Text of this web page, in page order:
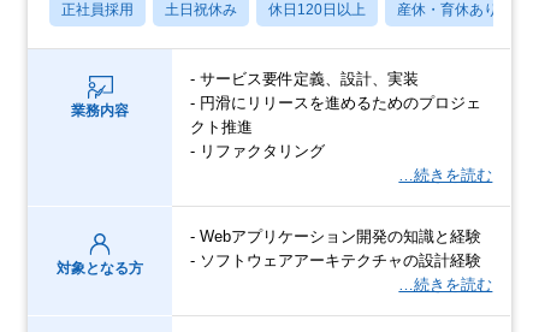
正社員採用 土日祝休み 休日120日以上 産休・育休あり
業務内容
- サービス要件定義、設計、実装
- 円滑にリリースを進めるためのプロジェ
クト推進
- リファクタリング
…続きを読む
対象となる方
- Webアプリケーション開発の知識と経験
- ソフトウェアアーキテクチャの設計経験
…続きを読む